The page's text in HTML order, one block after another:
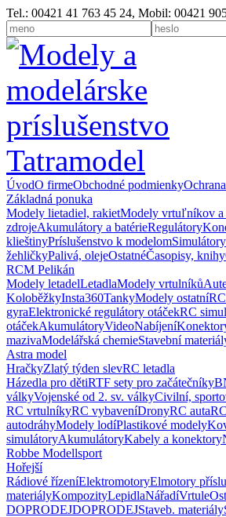
Tel.: 00421 41 763 45 24, Mobil: 00421
ÚvodO firmeObchodné podmienky
Základná ponuka
Modely lietadiel, rakietModely vrtuľníkov a
zdrojeAkumulátory a batérieRegulátory
klieštinyPríslušenstvo k modelom
žehličkyPalivá, olejeOstatnéČasopisy, knihy
RCM Pelikán
Modely letadelLetadlaModely vrtulníků
KoloběžkyInsta360TankyModely ostatní
gyraElektronické regulátory otáčekRC
otáčekAkumulátoryVideoNabíjení
mazivaModelářská chemieStavební
Astra model
HračkyZlatý týden slevRC letadla
Házedla pro dětiRTF sety pro začátečníky
válkyVojenské od 2. sv. válkyCivilní,
RC vrtulníkyRC vybaveníDronyRC auta
autodráhyModely lodíPlastikové modely
simulátoryAkumulátoryKabely a konektory
Robbe Modellsport
Hořejší
Rádiové řízeníElektromotoryElmotory
materiályKompozityLepidlaNářadíVrtule
DOPRODEJDOPRODEJStaveb. materiály